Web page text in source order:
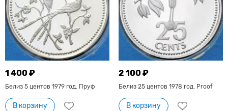
1 400 ₽
Белиз 5 центов 1979 год. Пруф
В корзину
2 100 ₽
Белиз 25 центов 1978 год. Proof
В корзину